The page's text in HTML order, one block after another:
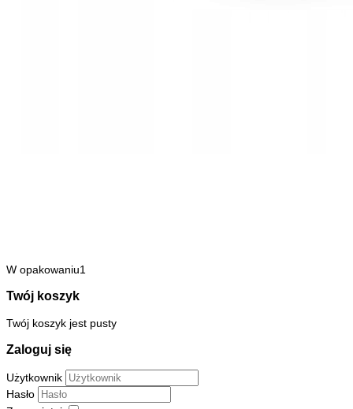
W opakowaniu1
Twój koszyk
Twój koszyk jest pusty
Zaloguj się
Użytkownik
Hasło